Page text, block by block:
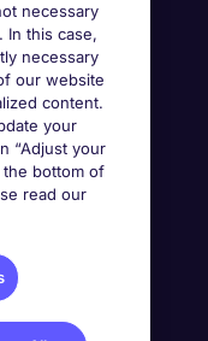
necessary
In this case,
necessary
our website
content.
your
“Adjust your
bottom of
read our